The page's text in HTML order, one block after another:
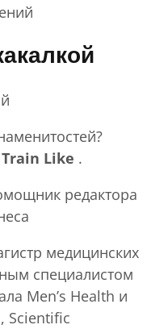
Like .
редактора
медицинских
специалистом
Men’s Health и
Scientific